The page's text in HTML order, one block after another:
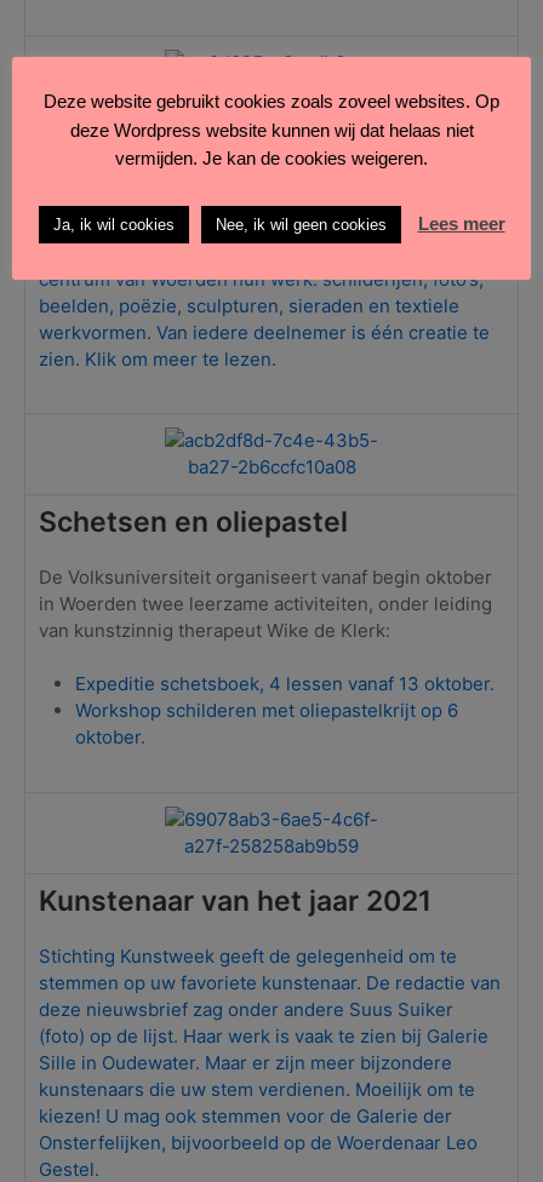
Woerdens KunstLint
Negenenveertig kunstenaars tonen van vrijdag 4
centrum van Woerden hun werk: schilderijen, foto’s,
beelden, poëzie, sculpturen, sieraden en textiele
werkvormen. Van iedere deelnemer is één creatie te
zien. Klik om meer te lezen.
Schetsen en oliepastel
De Volksuniversiteit organiseert vanaf begin oktober
in Woerden twee leerzame activiteiten, onder leiding
van kunstzinnig therapeut Wike de Klerk:
Expeditie schetsboek, 4 lessen vanaf 13 oktober.
Workshop schilderen met oliepastelkrijt op 6
oktober.
Kunstenaar van het jaar 2021
Stichting Kunstweek geeft de gelegenheid om te
stemmen op uw favoriete kunstenaar. De redactie van
deze nieuwsbrief zag onder andere Suus Suiker
(foto) op de lijst. Haar werk is vaak te zien bij Galerie
Sille in Oudewater. Maar er zijn meer bijzondere
kunstenaars die uw stem verdienen. Moeilijk om te
kiezen! U mag ook stemmen voor de Galerie der
Onsterfelijken, bijvoorbeeld op de Woerdenaar Leo
Gestel.
Deze website gebruikt cookies zoals zoveel websites. Op
deze Wordpress website kunnen wij dat helaas niet
vermijden. Je kan de cookies weigeren.
Ja, ik wil cookies Nee, ik wil geen cookies Lees meer